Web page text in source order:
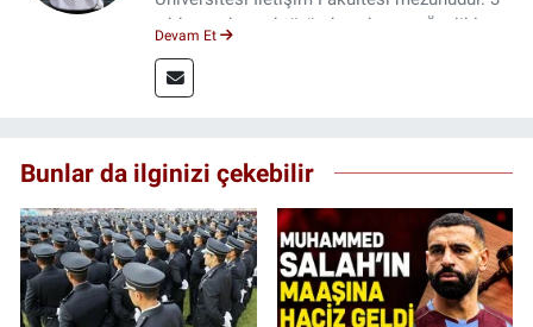
yıldır medya sektöründe çalışıyor. Özelikle
Devam Et
Bunlar da ilginizi çekebilir